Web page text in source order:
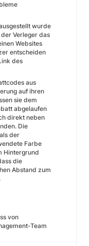
wurde
Verleger das
Websites
entscheiden
des
aus
auf ihren
sie dem
abgelaufen
direkt neben
Die
der
Farbe
Hintergrund
die
Abstand zum
von
Team